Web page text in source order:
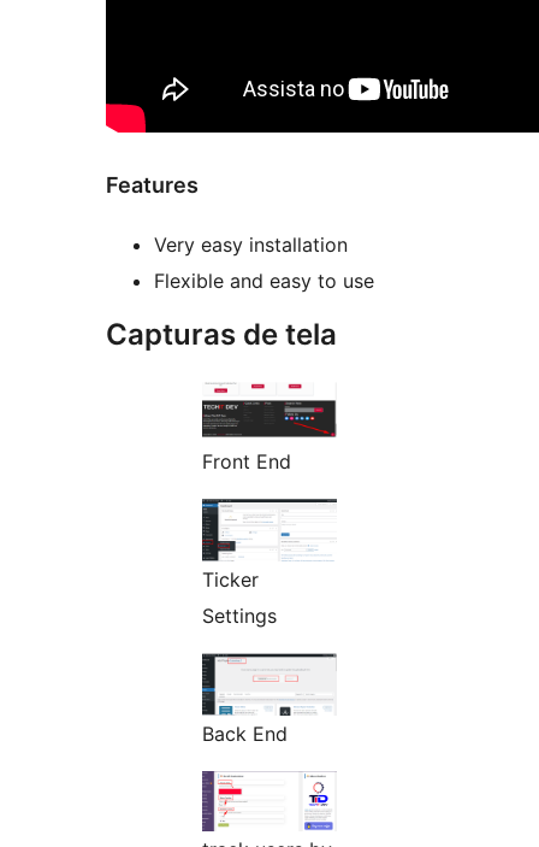
Features
Very easy installation
Flexible and easy to use
Capturas de tela
Front End
Ticker
Settings
Back End